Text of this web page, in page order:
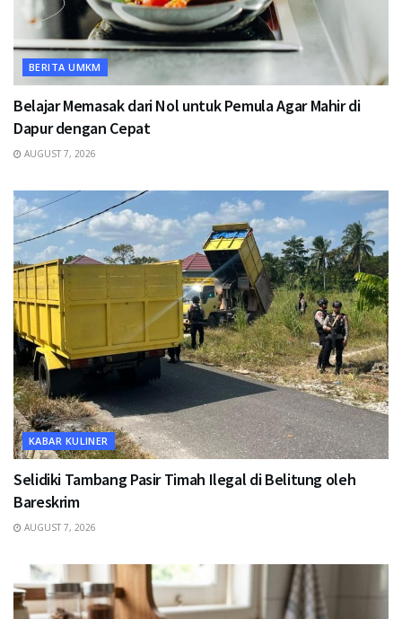
BERITA UMKM
Belajar Memasak dari Nol untuk Pemula Agar Mahir di
Dapur dengan Cepat
AUGUST 7, 2026
KABAR KULINER
Selidiki Tambang Pasir Timah Ilegal di Belitung oleh
Bareskrim
AUGUST 7, 2026